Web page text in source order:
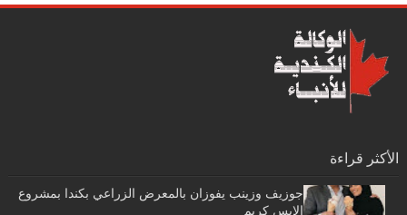
الأكثر قراءة
جوزيف وزينب يفوزان بالمعرض الزراعي بكندا بمشروع
الايس كريم